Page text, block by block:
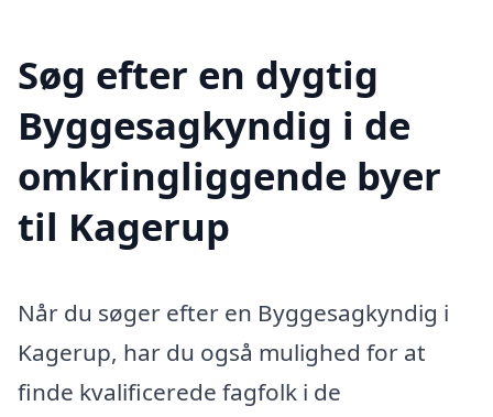
Søg efter en dygtig
Byggesagkyndig i de
omkringliggende byer
til Kagerup
Når du søger efter en Byggesagkyndig i
Kagerup, har du også mulighed for at
finde kvalificerede fagfolk i de